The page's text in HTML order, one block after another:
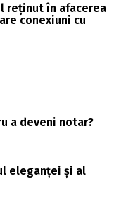
reținut în afacerea
conexiuni cu
a deveni notar?
eleganței și al